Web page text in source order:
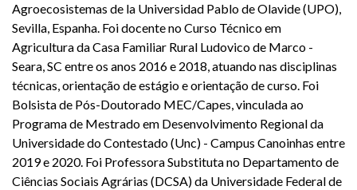
Agroecosistemas de la Universidad Pablo de Olavide (UPO),
Sevilla, Espanha. Foi docente no Curso Técnico em
Agricultura da Casa Familiar Rural Ludovico de Marco -
Seara, SC entre os anos 2016 e 2018, atuando nas disciplinas
técnicas, orientação de estágio e orientação de curso. Foi
Bolsista de Pós-Doutorado MEC/Capes, vinculada ao
Programa de Mestrado em Desenvolvimento Regional da
Universidade do Contestado (Unc) - Campus Canoinhas entre
2019 e 2020. Foi Professora Substituta no Departamento de
Ciências Sociais Agrárias (DCSA) da Universidade Federal de